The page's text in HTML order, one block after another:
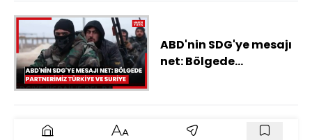
ABD'nin SDG'ye mesajı
net: Bölgede